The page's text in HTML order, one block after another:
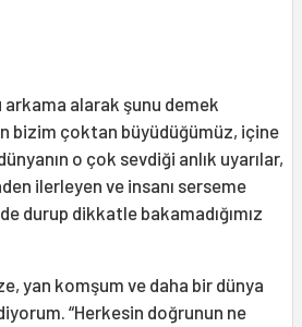
alarak şunu demek
bizim çoktan büyüdüğümüz, içine
o çok sevdiği anlık uyarılar,
ilerleyen ve insanı serseme
durup dikkatle bakamadığımız
yan komşum ve daha bir dünya
“Herkesin doğrunun ne